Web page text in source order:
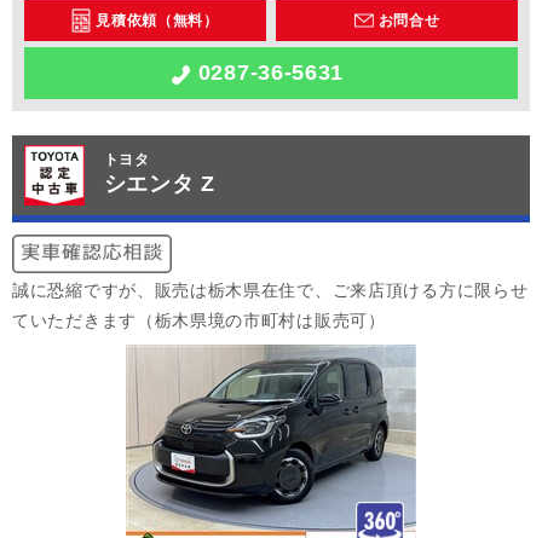
見積依頼（無料） お問合せ
0287-36-5631
トヨタ
シエンタ Z
誠に恐縮ですが、販売は栃木県在住で、ご来店頂ける方に限らせ
ていただきます（栃木県境の市町村は販売可）